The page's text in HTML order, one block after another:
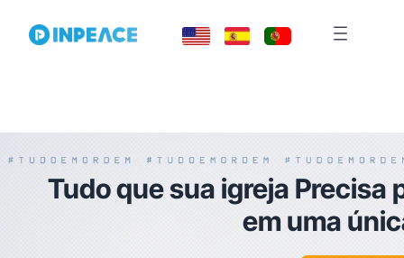
Tudo que sua igreja Precisa
em uma